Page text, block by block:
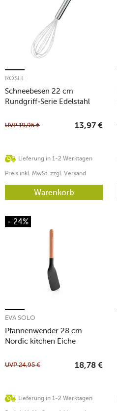
Schneebesen 22 cm
Rundgriff-Serie Edelstahl
RÖSLE
Lieferung in 1-2 Werktagen
UVP19,95 € 13,97 €
Preis inkl. MwSt. zzgl. Versand
Warenkorb
- 24%
Pfannenwender 28 cm
Nordic kitchen Eiche
EVA SOLO
Lieferung in 1-2 Werktagen
UVP24,95 € 18,78 €